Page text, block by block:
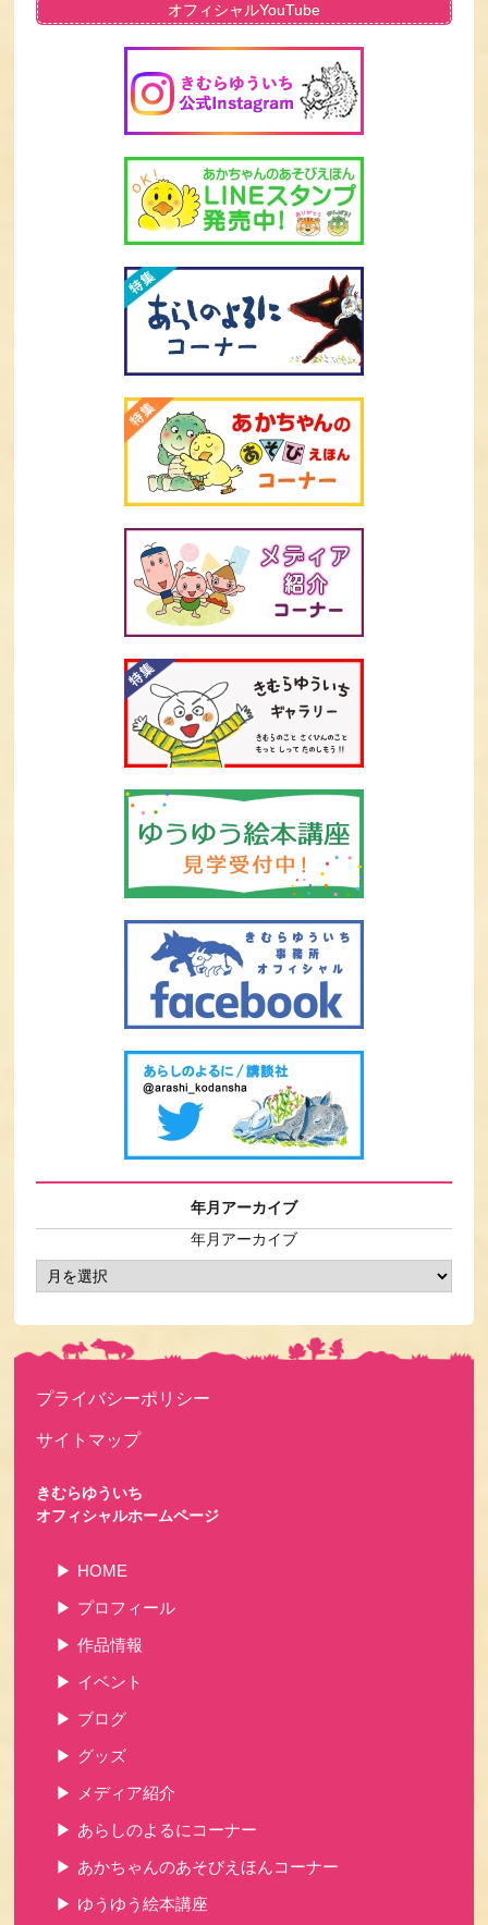
オフィシャルYouTube
年月アーカイブ
年月アーカイブ
プライバシーポリシー
サイトマップ
きむらゆういち
オフィシャルホームページ
HOME
プロフィール
作品情報
イベント
ブログ
グッズ
メディア紹介
あらしのよるにコーナー
あかちゃんのあそびえほんコーナー
ゆうゆう絵本講座